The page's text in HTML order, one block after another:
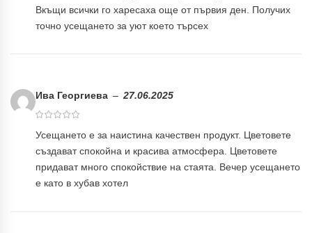
Вкъщи всички го харесаха още от първия ден. Получих
точно усещането за уют което търсех
Ива Георгиева – 27.06.2025
Усещането е за наистина качествен продукт. Цветовете
създават спокойна и красива атмосфера. Цветовете
придават много спокойствие на стаята. Вечер усещането
е като в хубав хотел